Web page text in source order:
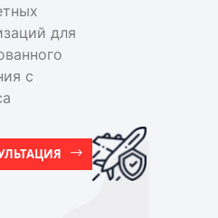
для
с